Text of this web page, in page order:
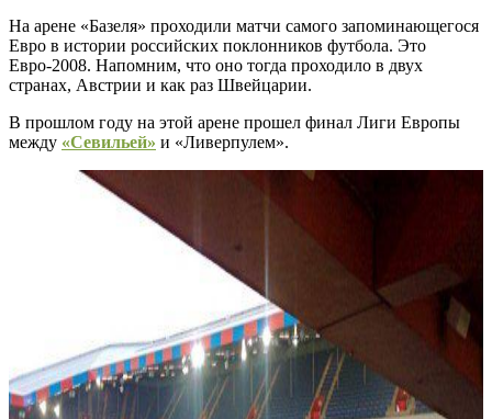
На арене «Базеля» проходили матчи самого запоминающегося
Евро в истории российских поклонников футбола. Это
Евро-2008. Напомним, что оно тогда проходило в двух
странах, Австрии и как раз Швейцарии.
В прошлом году на этой арене прошел финал Лиги Европы
между «Севильей» и «Ливерпулем».